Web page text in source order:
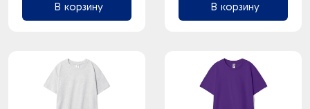
В корзину В корзину